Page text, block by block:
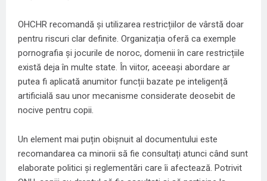
OHCHR recomandă și utilizarea restricțiilor de vârstă doar
pentru riscuri clar definite. Organizația oferă ca exemple
pornografia și jocurile de noroc, domenii în care restricțiile
există deja în multe state. În viitor, aceeași abordare ar
putea fi aplicată anumitor funcții bazate pe inteligență
artificială sau unor mecanisme considerate deosebit de
nocive pentru copii.
Un element mai puțin obișnuit al documentului este
recomandarea ca minorii să fie consultați atunci când sunt
elaborate politici și reglementări care îi afectează. Potrivit